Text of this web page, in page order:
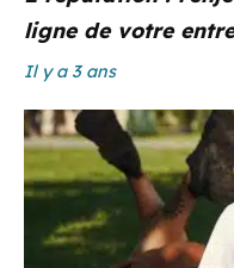
ligne de votre
Il y a 3 ans